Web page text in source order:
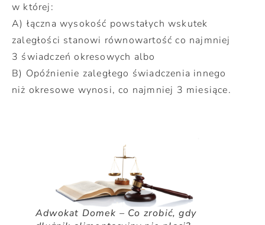
w której:
A) łączna wysokość powstałych wskutek
zaległości stanowi równowartość co najmniej
3 świadczeń okresowych albo
B) Opóźnienie zaległego świadczenia innego
niż okresowe wynosi, co najmniej 3 miesiące.
Adwokat Domek – Co zrobić, gdy